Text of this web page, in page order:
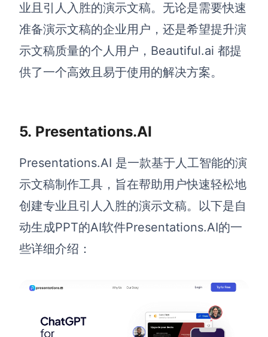
业且引人入胜的演示文稿。无论是需要快速
准备演示文稿的企业用户，还是希望提升演
示文稿质量的个人用户，Beautiful.ai 都提
供了一个高效且易于使用的解决方案。
5. Presentations.AI
Presentations.AI 是一款基于人工智能的演
示文稿制作工具，旨在帮助用户快速轻松地
创建专业且引人入胜的演示文稿。以下是自
动生成PPT的AI软件Presentations.AI的一
些详细介绍：